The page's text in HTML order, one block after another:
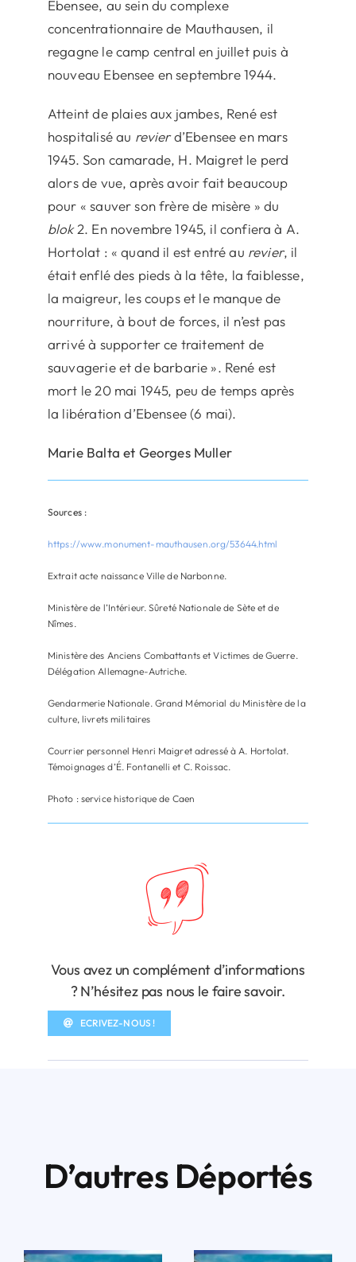
Ebensee, au sein du complexe
concentrationnaire de Mauthausen, il
regagne le camp central en juillet puis à
nouveau Ebensee en septembre 1944.
Atteint de plaies aux jambes, René est
hospitalisé au revierd’Ebensee en mars
1945. Son camarade, H. Maigret le perd
alors de vue, après avoir fait beaucoup
pour « sauver son frère de misère » du
blok2. En novembre 1945, il confiera à A.
Hortolat : « quand il est entré au revier, il
était enflé des pieds à la tête, la faiblesse,
la maigreur, les coups et le manque de
nourriture, à bout de forces, il n’est pas
arrivé à supporter ce traitement de
sauvagerie et de barbarie ». René est
mort le 20 mai 1945, peu de temps après
la libération d’Ebensee (6 mai).
Marie Balta et Georges Muller
Sources :
https://www.monument-mauthausen.org/53644.html
Extrait acte naissance Ville de Narbonne.
Ministère de l’Intérieur. Sûreté Nationale de Sète et de
Nîmes.
Ministère des Anciens Combattants et Victimes de Guerre.
Délégation Allemagne-Autriche.
Gendarmerie Nationale. Grand Mémorial du Ministère de la
culture, livrets militaires
Courrier personnel Henri Maigret adressé à A. Hortolat.
Témoignages d’É. Fontanelli et C. Roissac.
Photo : service historique de Caen
Vous avez un complément d’informations
? N’hésitez pas nous le faire savoir.
ECRIVEZ-NOUS !
D’autres Déportés